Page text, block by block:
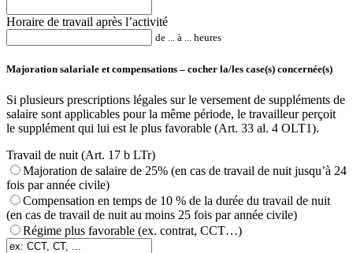
Horaire de travail après l’activité
de ... à ... heures
Majoration salariale et compensations – cocher la/les case(s) concernée(s)
Si plusieurs prescriptions légales sur le versement de suppléments de
salaire sont applicables pour la même période, le travailleur perçoit
le supplément qui lui est le plus favorable (Art. 33 al. 4 OLT1).
Travail de nuit (Art. 17 b LTr)
Majoration de salaire de 25% (en cas de travail de nuit jusqu’à 24
fois par année civile)
Compensation en temps de 10 % de la durée du travail de nuit
(en cas de travail de nuit au moins 25 fois par année civile)
Régime plus favorable (ex. contrat, CCT…)